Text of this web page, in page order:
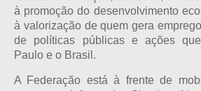
à promoção do desenvolvimento
à valorização de quem gera
de políticas públicas e ações
Paulo e o Brasil.
A Federação está à frente de